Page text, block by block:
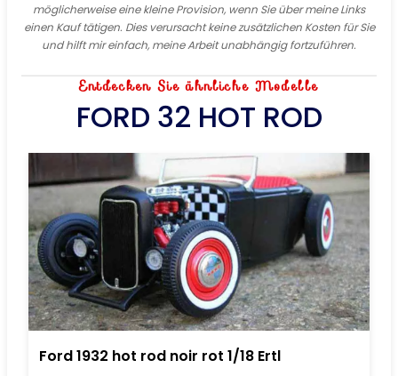
möglicherweise eine kleine Provision, wenn Sie über meine Links
einen Kauf tätigen. Dies verursacht keine zusätzlichen Kosten für Sie
und hilft mir einfach, meine Arbeit unabhängig fortzuführen.
Entdecken Sie ähnliche Modelle
FORD 32 HOT ROD
Ford 1932 hot rod noir rot 1/18 Ertl